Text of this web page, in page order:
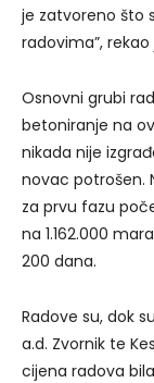
je zatvoreno što
radovima”,
Osnovni grubi
betoniranje na
nikada nije
novac potrošen.
za prvu fazu
na 1.162.000
200 dana.
Radove su, dok
a.d. Zvornik te
cijena radova